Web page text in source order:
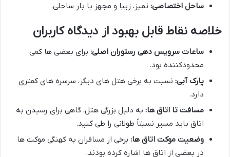
ساحل اختصاصی: تمیز، زیبا و مجهز با بار ساحلی.
خلاصه نقاط قابل بهبود از دیدگاه کاربران
ساعات سرویس دهی رستوران اصلی: برای بعضی ها کمی
محدودکننده بود.
پارک آبی: نسبت به برخی هتل های دیگر، سرسره های کمتری
دارد.
مسافت تا اتاق ها: به دلیل بزرگی هتل، گاهی برای رسیدن به
اتاق باید مسیر نسبتاً طولانی را طی کنید.
وضعیت موکت اتاق ها: برخی از مسافران به کهنگی موکت ها
در بعضی از اتاق ها اشاره کرده بودند.